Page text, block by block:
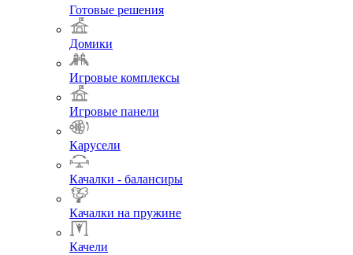
Готовые решения
Домики
Игровые комплексы
Игровые панели
Карусели
Качалки - балансиры
Качалки на пружине
Качели